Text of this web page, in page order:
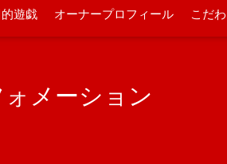
遊戯 オーナープロフィール こだ
メーション